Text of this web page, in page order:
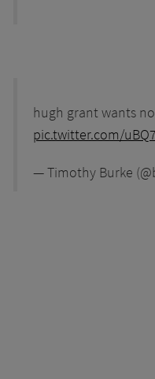
hugh grant wants
pic.twitter.com/
— Timothy Burke